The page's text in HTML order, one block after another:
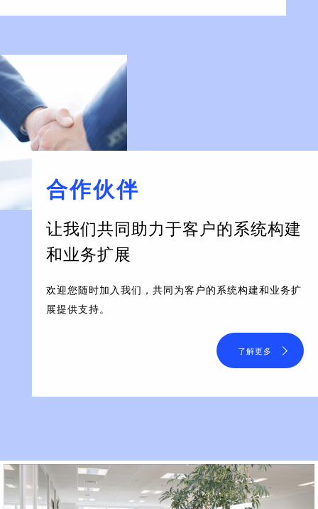
合作伙伴
让我们共同助力于客户的系统构建
和业务扩展
欢迎您随时加入我们，共同为客户的系统构建和业务扩
展提供支持。
了解更多